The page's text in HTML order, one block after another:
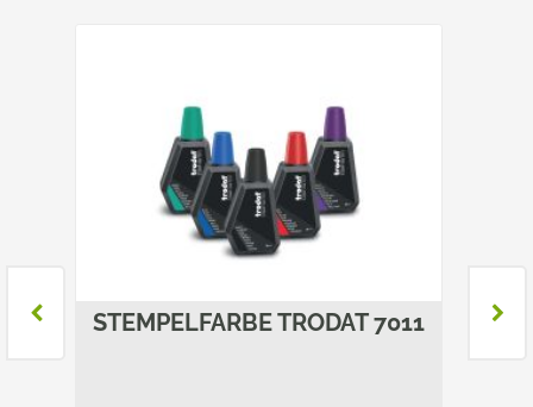
STEMPELFARBE TRODAT 7011